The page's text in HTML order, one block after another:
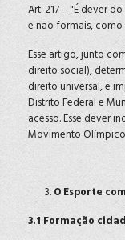
Art. 217 – "É dever
e não formais,
Esse artigo, junto
direito social),
direito universal, e
Distrito Federal e
acesso. Esse dever
Movimento
O Esporte
3.1 Formação